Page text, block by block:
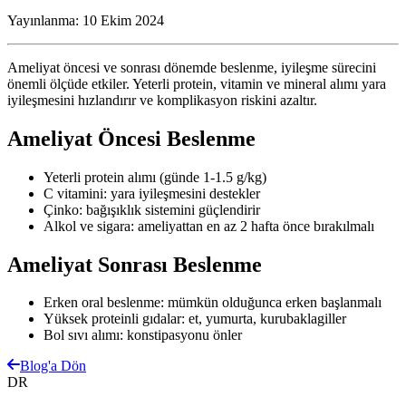
Yayınlanma: 10 Ekim 2024
Ameliyat öncesi ve sonrası dönemde beslenme, iyileşme sürecini
önemli ölçüde etkiler. Yeterli protein, vitamin ve mineral alımı yara
iyileşmesini hızlandırır ve komplikasyon riskini azaltır.
Ameliyat Öncesi Beslenme
Yeterli protein alımı (günde 1-1.5 g/kg)
C vitamini: yara iyileşmesini destekler
Çinko: bağışıklık sistemini güçlendirir
Alkol ve sigara: ameliyattan en az 2 hafta önce bırakılmalı
Ameliyat Sonrası Beslenme
Erken oral beslenme: mümkün olduğunca erken başlanmalı
Yüksek proteinli gıdalar: et, yumurta, kurubaklagiller
Bol sıvı alımı: konstipasyonu önler
Blog'a Dön
DR